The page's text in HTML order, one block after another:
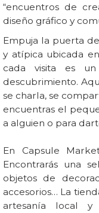
“encuentros de
diseño gráfico y
Empuja la puerta
y atípica ubicada
cada visita es
descubrimiento.
se charla, se
encuentras el
a alguien o para
En Capsule
Encontrarás una
objetos de
accesorios… La
artesanía local y